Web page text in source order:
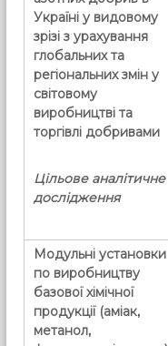
Україні у видовому
зрізі з урахування
глобальних та
регіональних змін у
світовому
виробництві та
торгівлі добривами
Цільове аналітичне
дослідження
Модульні установки
по виробництву
базової хімічної
продукції (аміак,
метанол,